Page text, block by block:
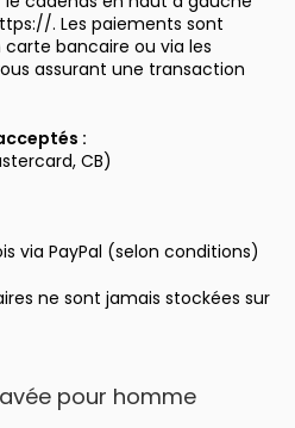
. Les paiements sont
bancaire ou via les
assurant une transaction
:
CB)
via PayPal (selon conditions)
ne sont jamais stockées sur
pour homme